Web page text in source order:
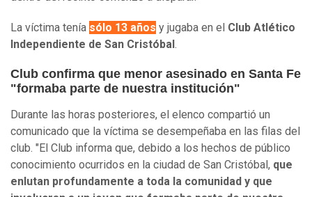
La víctima tenía sólo 13 años y jugaba en el Club Atlético
Independiente de San Cristóbal.
Club confirma que menor asesinado en Santa Fe
"formaba parte de nuestra institución"
Durante las horas posteriores, el elenco compartió un
comunicado que la víctima se desempeñaba en las filas del
club. "El Club informa que, debido a los hechos de público
conocimiento ocurridos en la ciudad de San Cristóbal, que
enlutan profundamente a toda la comunidad y que